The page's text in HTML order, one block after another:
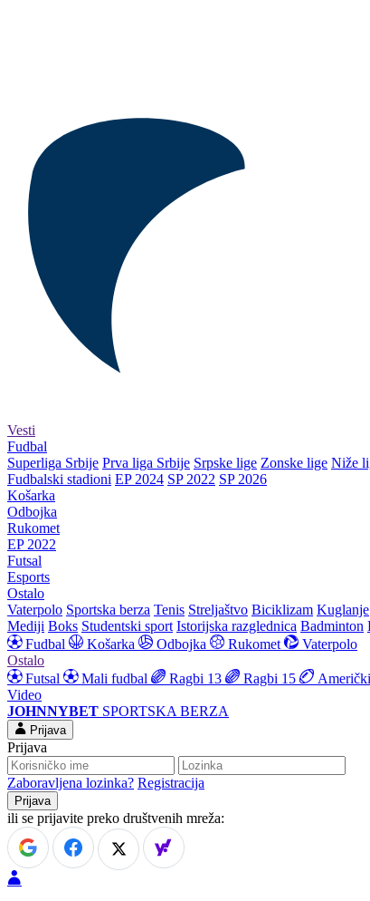
Vesti
Fudbal
Superliga Srbije Prva liga Srbije Srpske lige Zonske lige Niže
Fudbalski stadioni EP 2024 SP 2022 SP 2026
Košarka
Odbojka
Rukomet
EP 2022
Futsal
Esports
Ostalo
Vaterpolo Sportska berza Tenis Streljaštvo Biciklizam Kuglanje
Mediji Boks Studentski sport Istorijska razglednica Badminton
Fudbal
Košarka Odbojka Rukomet
Vaterpolo
Ostalo
Futsal
Mali fudbal Ragbi 13 Ragbi 15
Video
JOHNNYBET SPORTSKA BERZA
Prijava
Prijava
Zaboravljena lozinka? Registracija
ili se prijavite preko društvenih mreža: